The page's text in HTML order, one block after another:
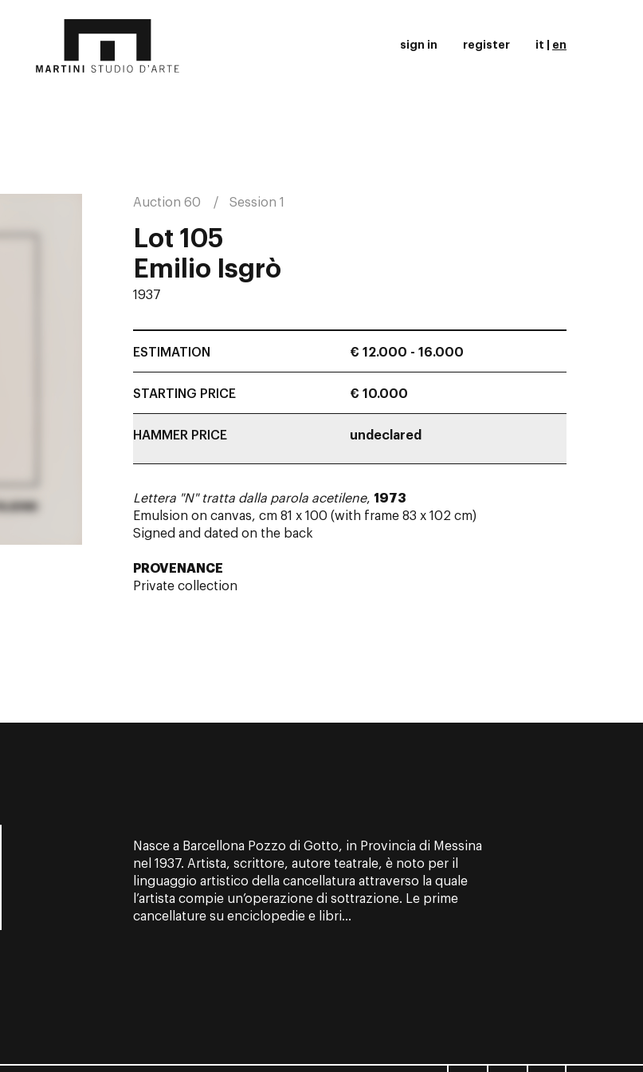
sign in register it en
Auction 60 Session 1
Lot 105
Emilio Isgrò
1937
ESTIMATION € 12.000 - 16.000
STARTING PRICE € 10.000
HAMMER PRICE undeclared
Lettera "N" tratta dalla parola acetilene, 1973
Emulsion on canvas, cm 81 x 100 (with frame 83 x 102 cm)
Signed and dated on the back
PROVENANCE
Private collection
Nasce a Barcellona Pozzo di Gotto, in Provincia di Messina
nel 1937. Artista, scrittore, autore teatrale, è noto per il
linguaggio artistico della cancellatura attraverso la quale
l’artista compie un’operazione di sottrazione. Le prime
cancellature su enciclopedie e libri...